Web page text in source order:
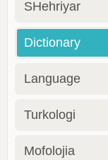
SHehriyar
Dictionary
Language
Turkologi
Mofolojia